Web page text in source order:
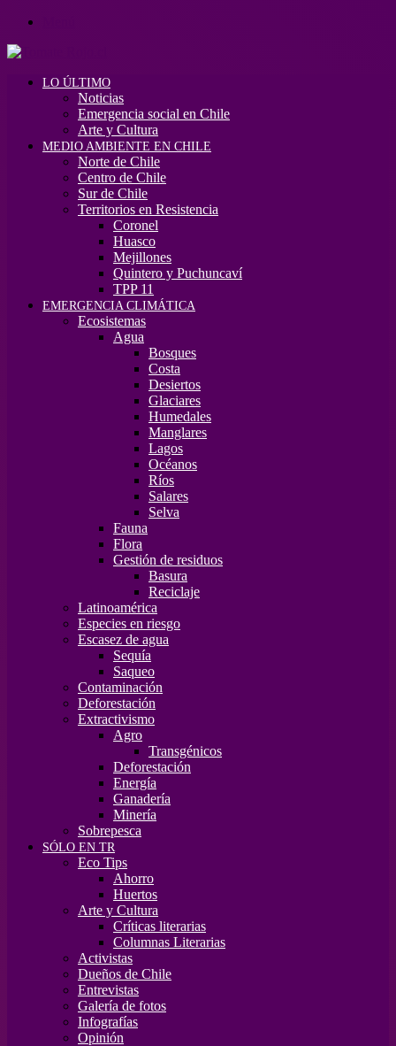
LO ÚLTIMO
Noticias
Emergencia social en Chile
Arte y Cultura
MEDIO AMBIENTE EN CHILE
Norte de Chile
Centro de Chile
Sur de Chile
Territorios en Resistencia
Coronel
Huasco
Mejillones
Quintero y Puchuncaví
TPP 11
EMERGENCIA CLIMÁTICA
Ecosistemas
Agua
Bosques
Costa
Desiertos
Glaciares
Humedales
Manglares
Lagos
Océanos
Ríos
Salares
Selva
Fauna
Flora
Gestión de residuos
Basura
Reciclaje
Latinoamérica
Especies en riesgo
Escasez de agua
Sequía
Saqueo
Contaminación
Deforestación
Extractivismo
Agro
Transgénicos
Deforestación
Energía
Ganadería
Minería
Sobrepesca
SÓLO EN TR
Eco Tips
Ahorro
Huertos
Arte y Cultura
Críticas literarias
Columnas Literarias
Activistas
Dueños de Chile
Entrevistas
Galería de fotos
Infografías
Opinión